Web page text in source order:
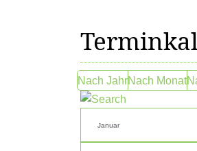
Nach JahrNach Monat